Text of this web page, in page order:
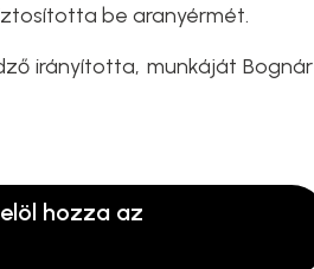
be aranyérmét.
irányította, munkáját Bognár
hozza az